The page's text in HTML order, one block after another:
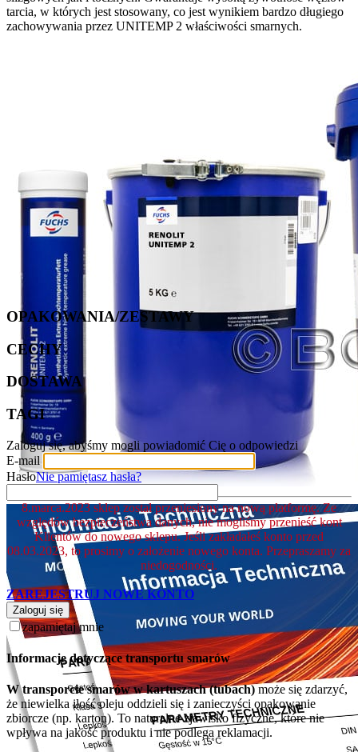
tarcia, w których jest stosowany, co jest wynikiem bardzo długiego
zachowywania przez UNITEMP 2 właściwości smarnych.
OPAKOWANIA/ZESTAWY
CECHY
DOSTAWA
TAGI
Zaloguj się, abyśmy mogli powiadomić Cię o odpowiedzi
E-mail
HasłoNie pamiętasz hasła?
8.marca.2023 sklep został przeniesiony na nową platformę. Ze
względów bezpieczeństwa danych, nie mogliśmy przenieść kont
Klientów do nowego sklepu. Jeśli zakładałeś konto przed
08.03.2023, to prosimy o założenie nowego konta. Przepraszamy za
niedogodności.
ZAREJESTRUJ NOWE KONTO
Zaloguj się
zapamiętaj mnie
Informacje dotyczące transportu smarów
W transporcie smarów w kartuszach (tubach)może się zdarzyć,
że niewielka ilość oleju oddzieli się i zanieczyści opakowanie
zbiorcze (np. karton). To naturalne zjawisko fizyczne, które nie
wpływa na jakość produktu i nie podlega reklamacji.